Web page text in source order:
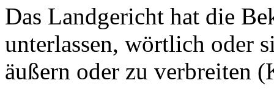
Das Landgericht hat die
unterlassen, wörtlich oder
äußern oder zu verbreiten